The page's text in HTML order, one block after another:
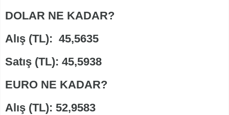
DOLAR NE KADAR?
Alış (TL): 45,5635
Satış (TL): 45,5938
EURO NE KADAR?
Alış (TL): 52,9583